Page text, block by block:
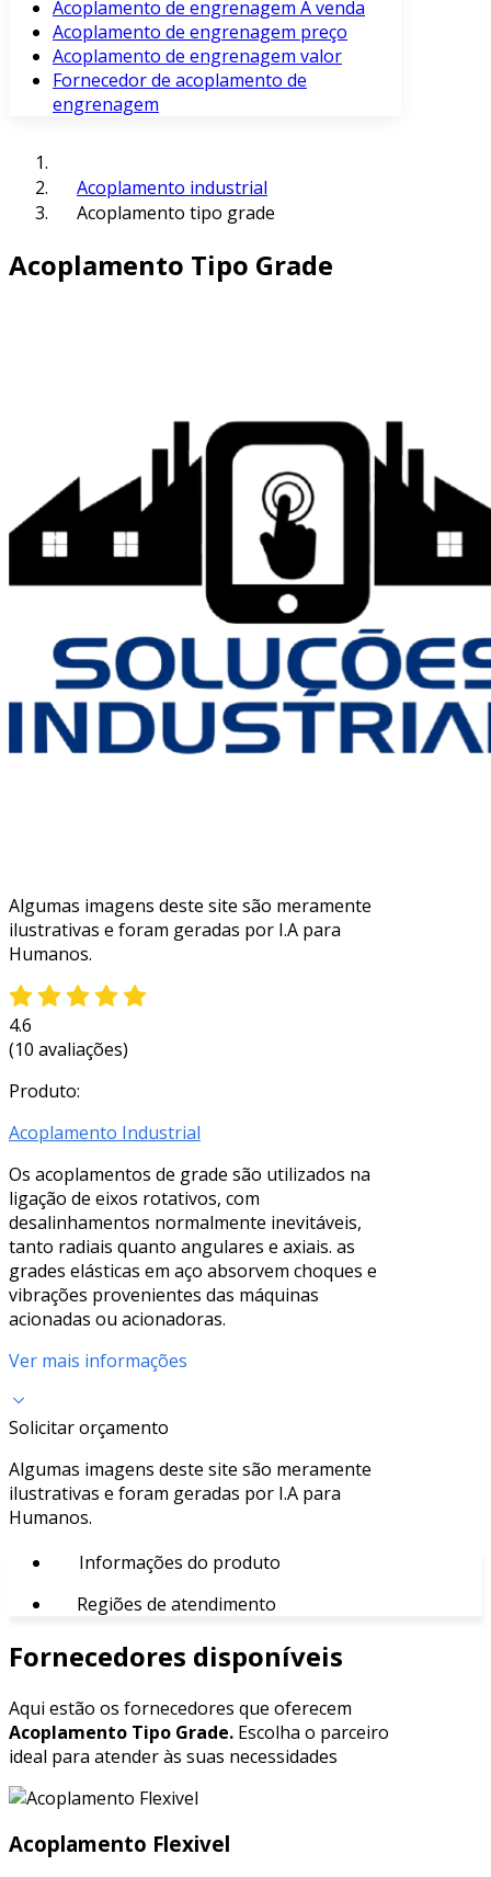
Acoplamento de engrenagem À venda
Acoplamento de engrenagem preço
Acoplamento de engrenagem valor
Fornecedor de acoplamento de
engrenagem
Acoplamento industrial
Acoplamento tipo grade
Acoplamento Tipo Grade
Algumas imagens deste site são meramente
ilustrativas e foram geradas por I.A para
Humanos.
4.6
(10 avaliações)
Produto:
Acoplamento Industrial
Os acoplamentos de grade são utilizados na
ligação de eixos rotativos, com
desalinhamentos normalmente inevitáveis,
tanto radiais quanto angulares e axiais. as
grades elásticas em aço absorvem choques e
vibrações provenientes das máquinas
acionadas ou acionadoras.
Ver mais informações
Solicitar orçamento
Algumas imagens deste site são meramente
ilustrativas e foram geradas por I.A para
Humanos.
Informações do produto
Regiões de atendimento
Fornecedores disponíveis
Aqui estão os fornecedores que oferecem
Acoplamento Tipo Grade. Escolha o parceiro
ideal para atender às suas necessidades
Acoplamento Flexivel